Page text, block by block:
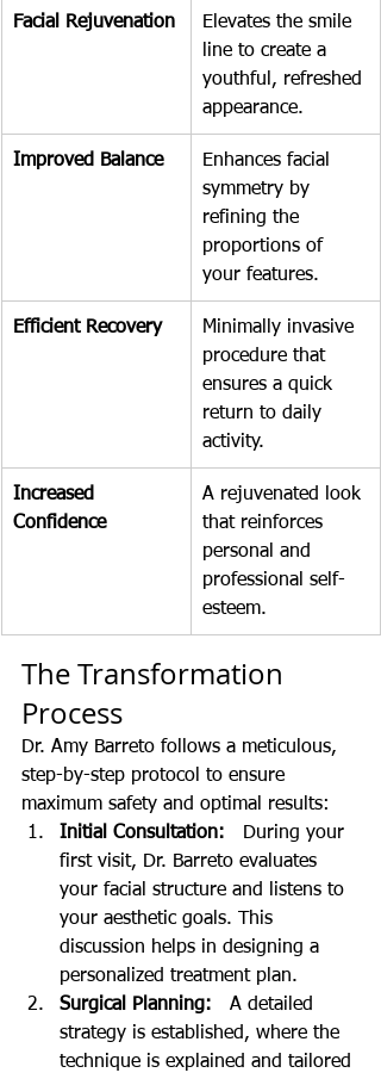
Facial Rejuvenation
Elevates the smile
line to create a
youthful, refreshed
appearance.
Improved Balance
Enhances facial
symmetry by
refining the
proportions of
your features.
Efficient Recovery
Minimally invasive
procedure that
ensures a quick
return to daily
activity.
Increased
Confidence
A rejuvenated look
that reinforces
personal and
professional self-
esteem.
The Transformation
Process
Dr. Amy Barreto follows a meticulous,
step-by-step protocol to ensure
maximum safety and optimal results:
Initial Consultation: During your
first visit, Dr. Barreto evaluates
your facial structure and listens to
your aesthetic goals. This
discussion helps in designing a
personalized treatment plan.
Surgical Planning: A detailed
strategy is established, where the
technique is explained and tailored